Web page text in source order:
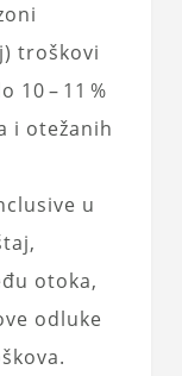
troškovi
10 – 11 %
i otežanih
u
otoka,
odluke